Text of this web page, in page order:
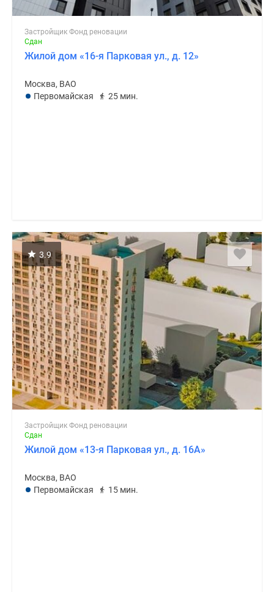
Застройщик Фонд реновации
Сдан
Жилой дом «16-я Парковая ул., д. 12»
Москва, ВАО
Первомайская
25 мин.
3.9
Застройщик Фонд реновации
Сдан
Жилой дом «13-я Парковая ул., д. 16А»
Москва, ВАО
Первомайская
15 мин.